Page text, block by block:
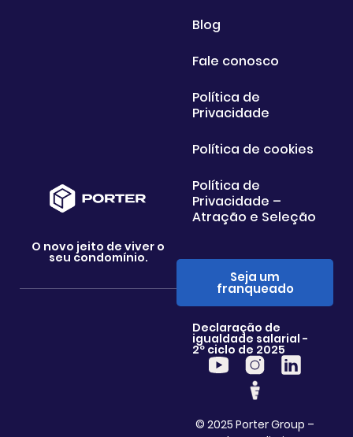
O novo jeito de viver o
seu condomínio.
Blog
Fale conosco
Política de
Privacidade
Política de cookies
Política de
Privacidade –
Atração e Seleção
Seja um
franqueado
Declaração de
igualdade salarial -
2º ciclo de 2025
© 2025 Porter Group –